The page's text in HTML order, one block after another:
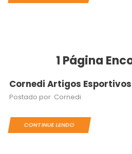
1 Página
Cornedi Artigos Esportivos
Postado por Cornedi
CONTINUE LENDO